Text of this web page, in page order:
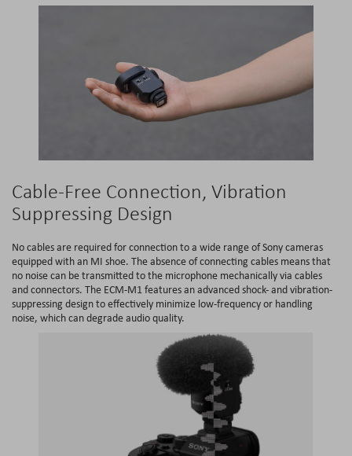
Cable-Free Connection, Vibration
Suppressing Design
No cables are required for connection to a wide range of Sony cameras
equipped with an MI shoe. The absence of connecting cables means that
no noise can be transmitted to the microphone mechanically via cables
and connectors. The ECM-M1 features an advanced shock- and vibration-
suppressing design to effectively minimize low-frequency or handling
noise, which can degrade audio quality.